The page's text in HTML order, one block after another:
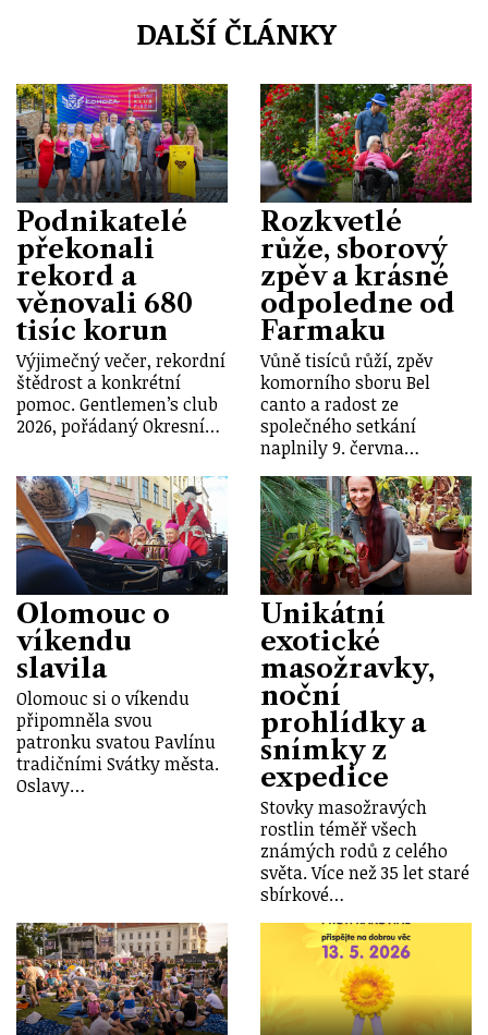
DALŠÍ ČLÁNKY
Podnikatelé
překonali
rekord a
věnovali 680
tisíc korun
Výjimečný večer, rekordní
štědrost a konkrétní
pomoc. Gentlemen’s club
2026, pořádaný Okresní…
Rozkvetlé
růže, sborový
zpěv a krásné
odpoledne od
Farmaku
Vůně tisíců růží, zpěv
komorního sboru Bel
canto a radost ze
společného setkání
naplnily 9. června…
Olomouc o
víkendu
slavila
Olomouc si o víkendu
připomněla svou
patronku svatou Pavlínu
tradičními Svátky města.
Oslavy…
Unikátní
exotické
masožravky,
noční
prohlídky a
snímky z
expedice
Stovky masožravých
rostlin téměř všech
známých rodů z celého
světa. Více než 35 let staré
sbírkové…